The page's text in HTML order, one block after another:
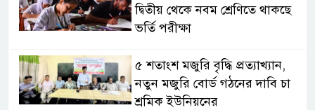
দ্বিতীয় থেকে নবম শ্রেণিতে থাকছে
ভর্তি পরীক্ষা
৫ শতাংশ মজুরি বৃদ্ধি প্রত্যাখ্যান,
নতুন মজুরি বোর্ড গঠনের দাবি চা
শ্রমিক ইউনিয়নের